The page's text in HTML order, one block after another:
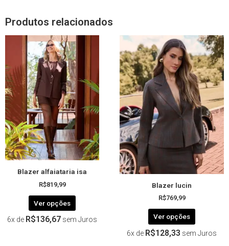
Produtos relacionados
Blazer alfaiataria isa
R$819,99
Ver opções
Este
produto
tem
variantes.
As
opções
podem
escolhidas
na
página
do
6x de R$136,67 sem Juros
Blazer lucin
R$769,99
Ver opções
Este
produto
tem
várias
variantes.
As
opções
podem
ser
escolhidas
na
página
do
6x de R$128,33 sem Juros